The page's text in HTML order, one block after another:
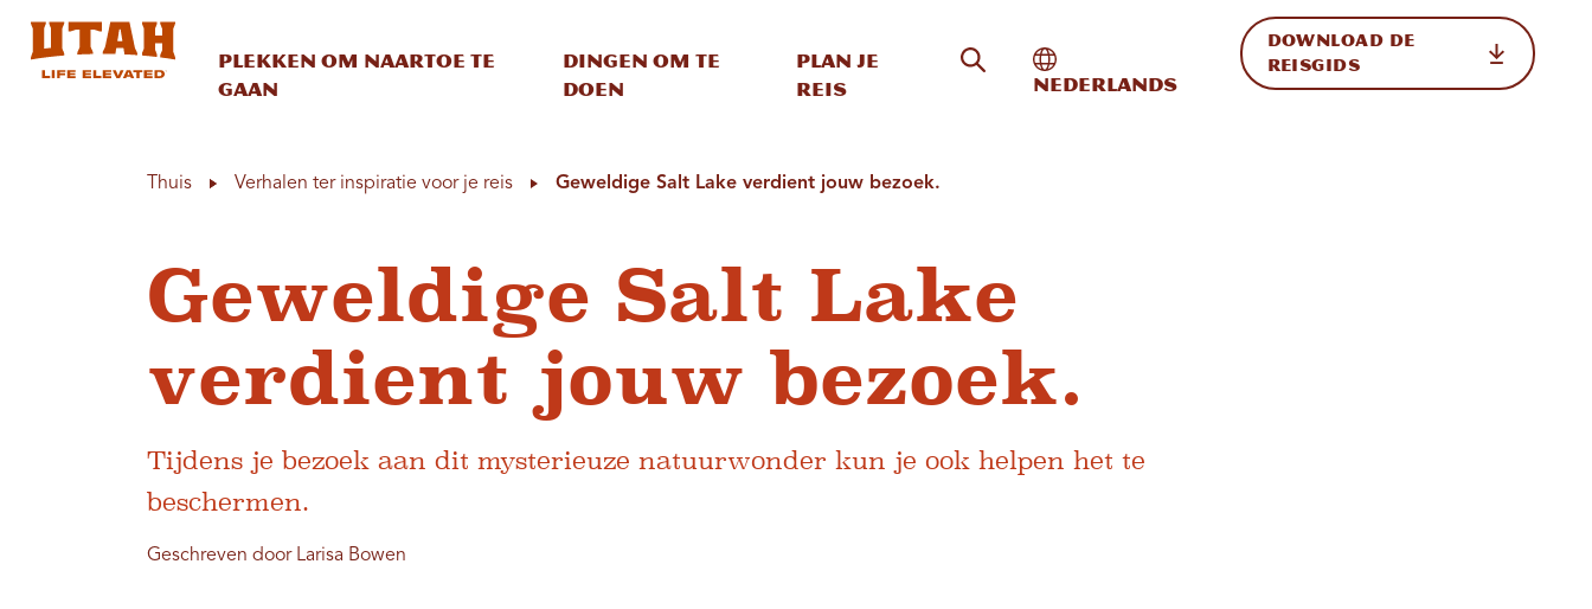
Plekken om naartoe te
gaan
Dingen om te
doen
Plan je
reis
Zoeken op de site
Internationale weergave in-/uitschakelen
Nederlands
DOWNLOAD DE
REISGIDS
Thuis Verhalen ter inspiratie voor je reis Geweldige Salt Lake verdient jouw bezoek.
Geweldige Salt Lake
verdient jouw bezoek.
Tijdens je bezoek aan dit mysterieuze natuurwonder kun je ook helpen het te
beschermen.
Geschreven door Larisa Bowen